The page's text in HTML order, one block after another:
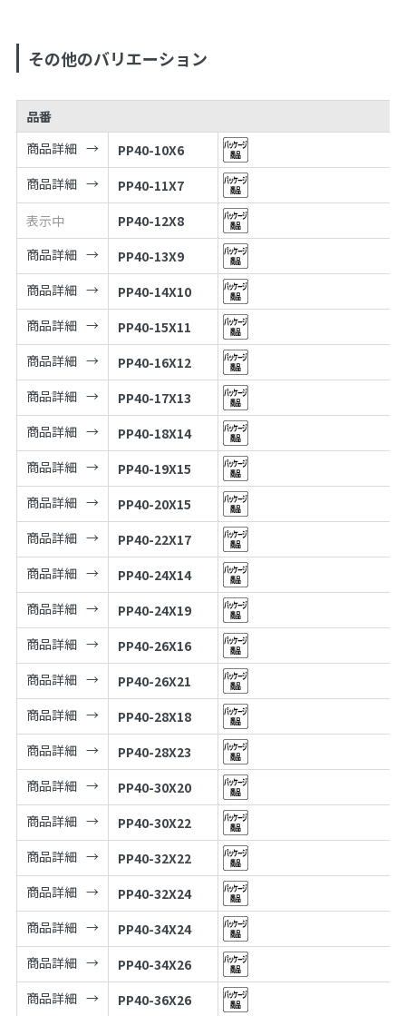
その他のバリエーション
品番
商品詳細
PP40-10X6
商品詳細
PP40-11X7
表示中
PP40-12X8
商品詳細
PP40-13X9
商品詳細
PP40-14X10
商品詳細
PP40-15X11
商品詳細
PP40-16X12
商品詳細
PP40-17X13
商品詳細
PP40-18X14
商品詳細
PP40-19X15
商品詳細
PP40-20X15
商品詳細
PP40-22X17
商品詳細
PP40-24X14
商品詳細
PP40-24X19
商品詳細
PP40-26X16
商品詳細
PP40-26X21
商品詳細
PP40-28X18
商品詳細
PP40-28X23
商品詳細
PP40-30X20
商品詳細
PP40-30X22
商品詳細
PP40-32X22
商品詳細
PP40-32X24
商品詳細
PP40-34X24
商品詳細
PP40-34X26
商品詳細
PP40-36X26